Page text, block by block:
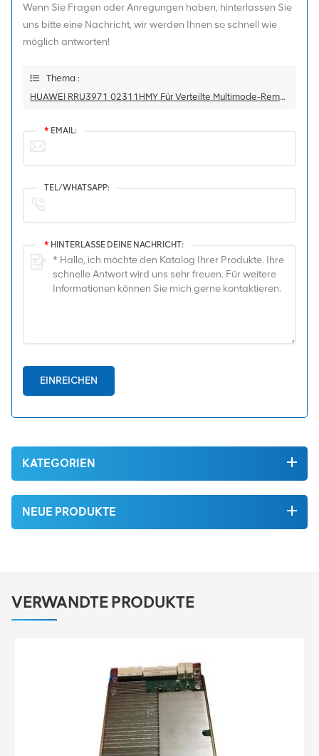
Wenn Sie Fragen oder Anregungen haben, hinterlassen Sie
uns bitte eine Nachricht, wir werden Ihnen so schnell wie
möglich antworten!
Thema :
HUAWEI RRU3971 02311HMY Für Verteilte Multimode-Remote-Einheit Mit 1800 MHz
* EMAIL:
TEL/WHATSAPP:
* HINTERLASSE DEINE NACHRICHT:
EINREICHEN
KATEGORIEN
NEUE PRODUKTE
VERWANDTE PRODUKTE